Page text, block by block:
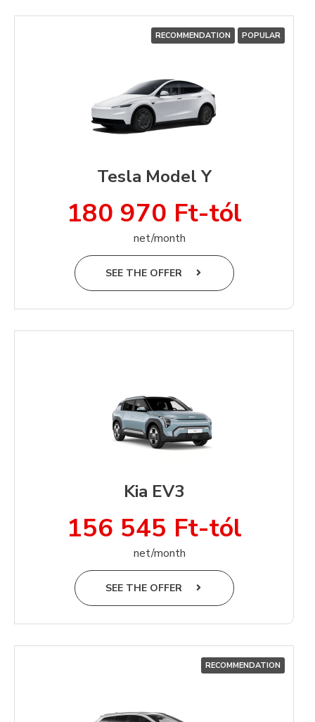
RECOMMENDATION POPULAR
Tesla Model Y
180 970 Ft-tól
net/month
SEE THE OFFER
Kia EV3
156 545 Ft-tól
net/month
SEE THE OFFER
RECOMMENDATION